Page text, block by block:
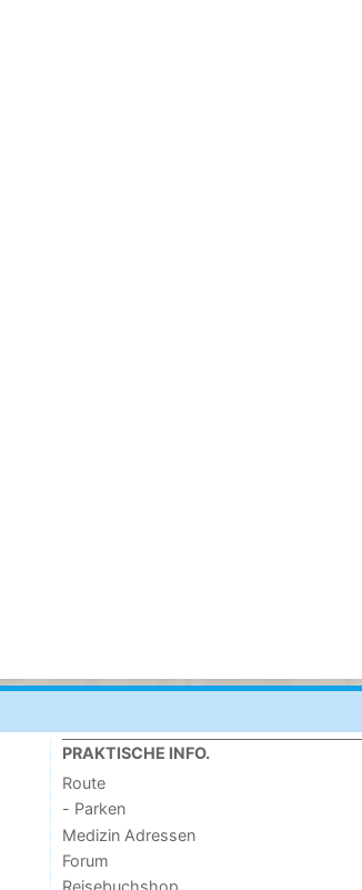
PRAKTISCHE INFO.
Route
- Parken
Medizin Adressen
Forum